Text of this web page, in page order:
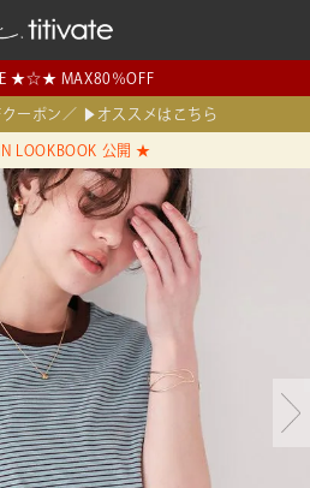
★☆★ MAX80％OFF
ーポン／ ▶オススメはこちら
LOOKBOOK 公開 ★